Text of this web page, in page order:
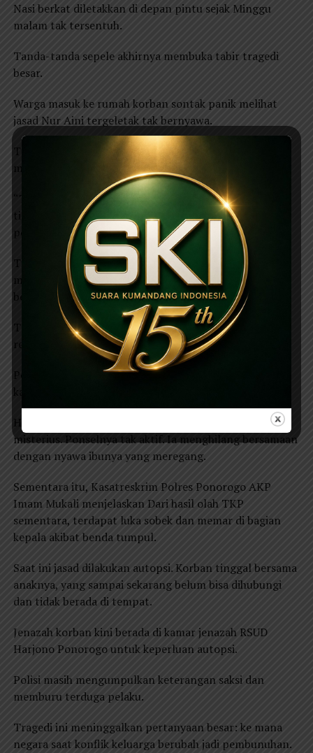
Nasi berkat diletakkan di depan pintu sejak Minggu
malam tak tersentuh.
Tanda-tanda sepele akhirnya membuka tabir tragedi
besar.
Warga masuk ke rumah korban sontak panik melihat
jasad Nur Aini tergeletak tak bernyawa.
Tanpa banyak pikir, mereka berlari ke Polsek untuk
melaporkan kejadian tersebut.
“Tidur miring, tertutup sarung. Ada darah, banyak. Dia
tinggal sama anaknya. Anaknya sejak kemarin sudah
pergi.”hbar Supriyanto warga sekitar.
Tim Inafis Satreskrim Polres Ponorogo langsung
melakukan olah TKP. Garis polisi membentang, warga
berkerumun, bisik-bisik berubah jadi kecamuk emosi.
Tragedi ini bukan sekadar pembunuhan ini retaknya
relasi paling dasar dalam keluarga.
Polisi menduga kuat pelaku adalah Aji Saputra, anak
kandung korban yang tinggal serumah.
Hingga berita ini diturunkan, keberadaannya masih
misterius. Ponselnya tak aktif. Ia menghilang bersamaan
dengan nyawa ibunya yang meregang.
Sementara itu, Kasatreskrim Polres Ponorogo AKP
Imam Mukali menjelaskan Dari hasil olah TKP
sementara, terdapat luka sobek dan memar di bagian
kepala akibat benda tumpul.
Saat ini jasad dilakukan autopsi. Korban tinggal bersama
anaknya, yang sampai sekarang belum bisa dihubungi
dan tidak berada di tempat.
Jenazah korban kini berada di kamar jenazah RSUD
Harjono Ponorogo untuk keperluan autopsi.
Polisi masih mengumpulkan keterangan saksi dan
memburu terduga pelaku.
Tragedi ini meninggalkan pertanyaan besar: ke mana
negara saat konflik keluarga berubah jadi pembunuhan.